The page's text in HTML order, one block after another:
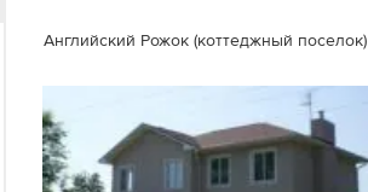
Английский Рожок (коттеджный поселок)